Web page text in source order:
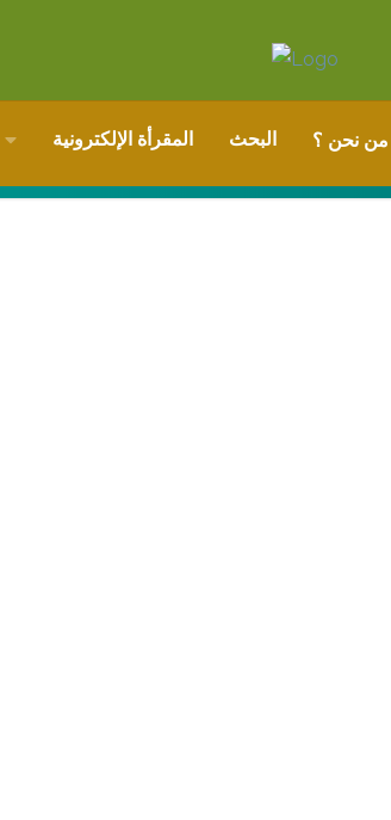
المقرأة الإلكترونية البحث من نحن ؟